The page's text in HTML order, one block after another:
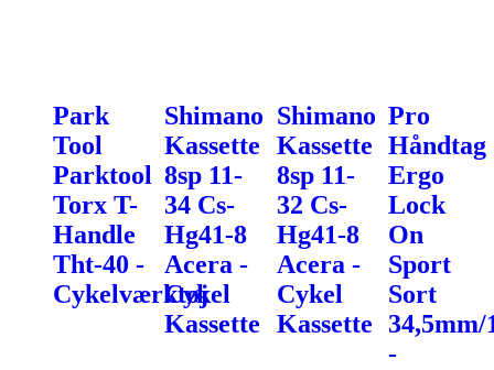
Park
Tool
Parktool
Torx T-
Handle
Tht-40 -
Cykelværktøj
Shimano
Kassette
8sp 11-
34 Cs-
Hg41-8
Acera -
Cykel
Kassette
Shimano
Kassette
8sp 11-
32 Cs-
Hg41-8
Acera -
Cykel
Kassette
Pro
Håndtag
Ergo
Lock
On
Sport
Sort
34,5mm/
-